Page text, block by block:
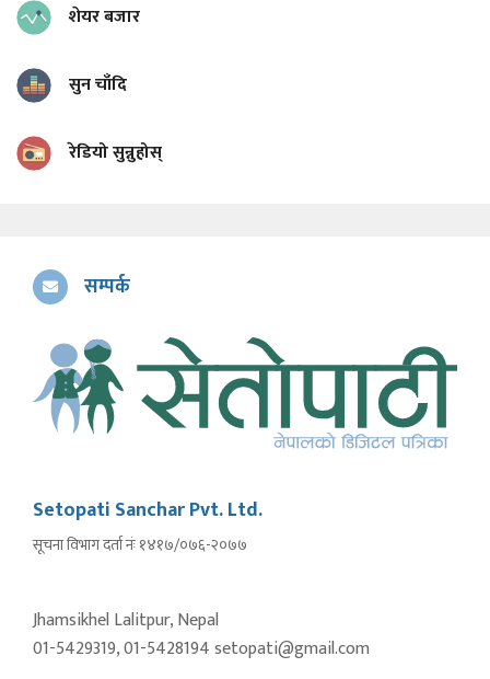
शेयर बजार
सुन चाँदि
रेडियो सुन्नुहोस्
सम्पर्क
Setopati Sanchar Pvt. Ltd.
सूचना विभाग दर्ता नंः १४१७/०७६-२०७७
Jhamsikhel Lalitpur, Nepal
01-5429319, 01-5428194 setopati@gmail.com